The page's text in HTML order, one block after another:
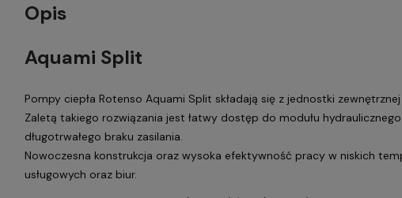
Opis
Aquami Split
Pompy ciepła Rotenso Aquami Split składają się z jednostki
Zaletą takiego rozwiązania jest łatwy dostęp do modułu
długotrwałego braku zasilania.
Nowoczesna konstrukcja oraz wysoka efektywność pracy w niskich
usługowych oraz biur.